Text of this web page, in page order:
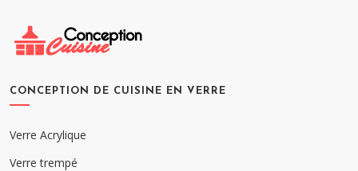
CONCEPTION DE CUISINE EN VERRE
Verre Acrylique
Verre trempé